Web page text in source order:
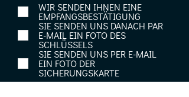
WIR SENDEN IHNEN EINE
EMPFANGSBESTÄTIGUNG
SIE SENDEN UNS DANACH PAR
E-MAIL EIN FOTO DES
SCHLÜSSELS
SIE SENDEN UNS PER E-MAIL
EIN FOTO DER
SICHERUNGSKARTE